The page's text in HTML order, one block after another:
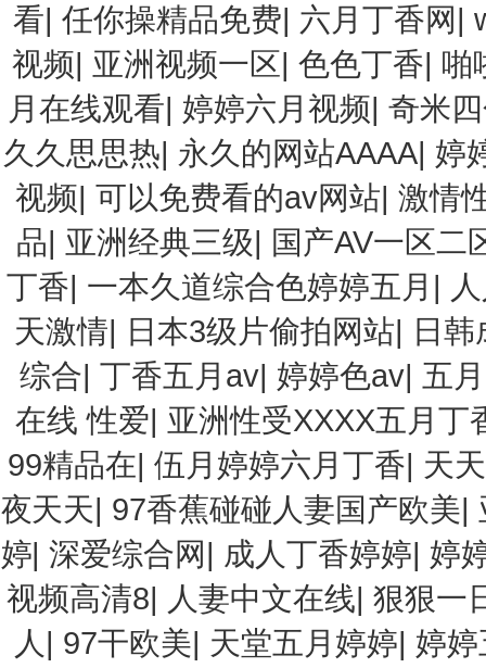
看|任你操精品免费| 六月丁香网|
视频| 亚洲视频一区| 色色丁香| 啪
月在线观看| 婷婷六月视频| 奇米
久久思思热| 永久的网站AAAA| 婷
视频|可以免费看的av网站|激情
品| 亚洲经典三级| 国产AV一区二
丁香| 一本久道综合色婷婷五月 |
天激情| 日本3级片偷拍网站| 日韩
综合| 丁香五月av| 婷婷色av| 五
在线 性爱| 亚洲性受XXXX五月丁
99精品在| 伍月婷婷六月丁香| 天
夜天天| 97香蕉碰碰人妻国产欧美|
婷|深爱综合网| 成人丁香婷婷| 婷
视频高清8| 人妻中文在线| 狠狠一
人 | 97干欧美| 天堂五月婷婷| 婷